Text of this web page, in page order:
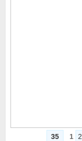
35 1 2